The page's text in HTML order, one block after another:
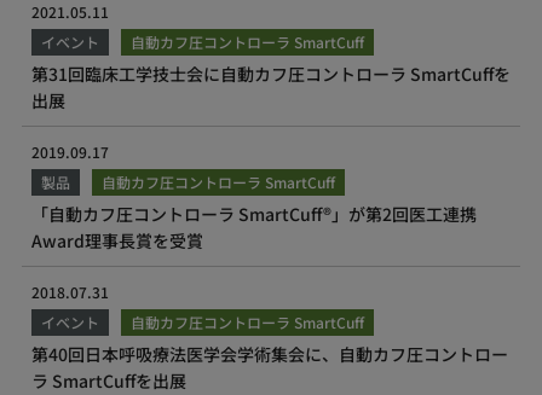
2021.05.11
イベント
自動カフ圧コントローラ SmartCuff
第31回臨床工学技士会に自動カフ圧コントローラ SmartCuffを
出展
2019.09.17
製品
自動カフ圧コントローラ SmartCuff
「自動カフ圧コントローラ SmartCuff®」が第2回医工連携
Award理事長賞を受賞
2018.07.31
イベント
自動カフ圧コントローラ SmartCuff
第40回日本呼吸療法医学会学術集会に、自動カフ圧コントロー
ラ SmartCuffを出展